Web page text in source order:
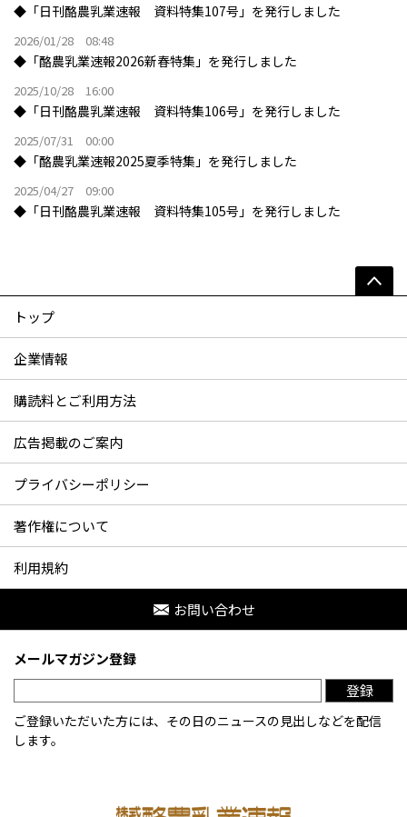
◆「日刊酪農乳業速報 資料特集107号」を発行しました
2026/01/28 08:48
◆「酪農乳業速報2026新春特集」を発行しました
2025/10/28 16:00
◆「日刊酪農乳業速報 資料特集106号」を発行しました
2025/07/31 00:00
◆「酪農乳業速報2025夏季特集」を発行しました
2025/04/27 09:00
◆「日刊酪農乳業速報 資料特集105号」を発行しました
トップ
企業情報
購読料とご利用方法
広告掲載のご案内
プライバシーポリシー
著作権について
利用規約
お問い合わせ
メールマガジン登録
登録
ご登録いただいた方には、その日のニュースの見出しなどを配信
します。